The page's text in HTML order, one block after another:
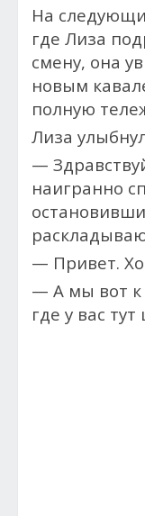
На
где Лиза
смену, она
новым
полную
Лиза
—
наигранно
— Привет.
— А мы вот к
где у вас